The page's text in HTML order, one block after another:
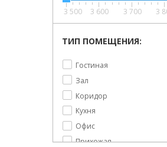
3 500 3 600 3 700 3
ТИП ПОМЕЩЕНИЯ:
Гостиная
Зал
Коридор
Кухня
Офис
Прихожая